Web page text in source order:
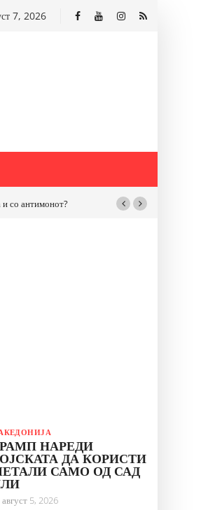
7, 2026
антимонот?
НАРЕДИ
ДА КОРИСТИ
САМО ОД САД
август 5, 2026